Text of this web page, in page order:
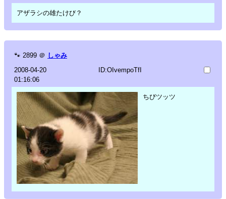
アザラシの雄たけび？
🐾 2899 ＠ しゃみ
2008-04-20
01:16:06
ID:OIvempoTfI
ちびツッツ